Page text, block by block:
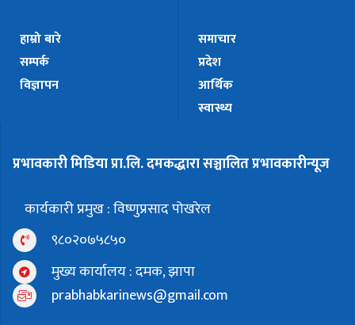
हाम्रो बारे
सम्पर्क
विज्ञापन
समाचार
प्रदेश
आर्थिक
स्वास्थ्य
प्रभावकारी मिडिया प्रा.लि. दमकद्धारा सञ्चालित प्रभावकारीन्यूज
कार्यकारी प्रमुख : विष्णुप्रसाद पोखरेल
९८०२०७५८५०
मुख्य कार्यालय : दमक, झापा
prabhabkarinews@gmail.com